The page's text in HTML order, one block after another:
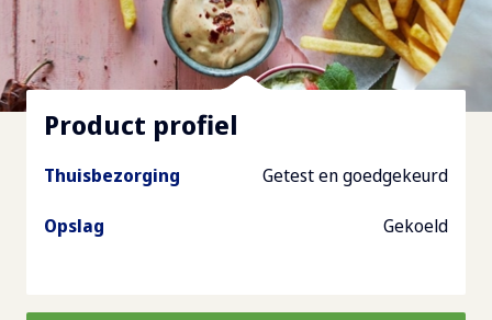
Product profiel
Thuisbezorging Getest en goedgekeurd
Opslag Gekoeld